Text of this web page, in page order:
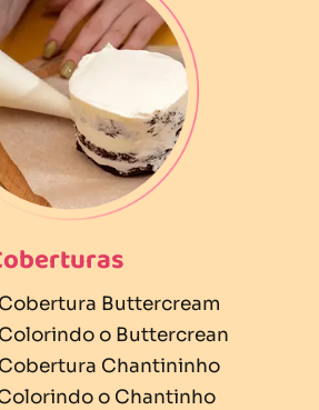
Buttercream
o Buttercrean
Cobertura Chantininho
Colorindo o Chantinho